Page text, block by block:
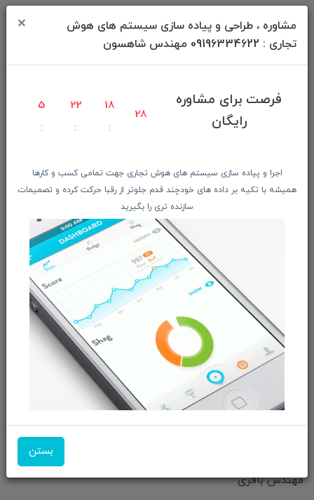
مشاوره ، طراحی و پیاده سازی سیستم های هوش
تجاری : 09196334622 مهندس شاهسون
×
فرصت برای مشاوره
رایگان
5 22 18
27
اجرا و پیاده سازی سیستم های هوش تجاری جهت تمامی کسب و کارها
همیشه با تکیه بر داده های خودچند قدم جلوتر از رقبا حرکت کرده و تصمیمات
سازنده تری را بگیرید
بستن
دسترسی سریع
راهنمای ثبت سفارش
معرفـــی همکــاران
ویتریــن فروشگـــاه
درباره ما بیشتر بدانید
از تخفیف‌ها و جدیدترین‌های فروشگاه ما باخبر شوید:
ثبت‌نام
ما را در شبکه‌های اجتماعی دنبال کنید:
بازرگانی و فروش محصولات MSI ماتریکس - جناب آقای
مهندس باقری